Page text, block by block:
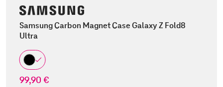
Samsung Carbon Magnet Case Galaxy Z Fold8
Ultra
99,90 €